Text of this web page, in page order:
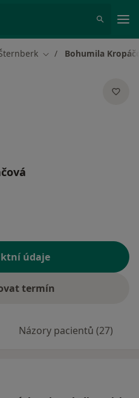
Změna města
Bohumila
údaje
termín
Názory pacientů (27)